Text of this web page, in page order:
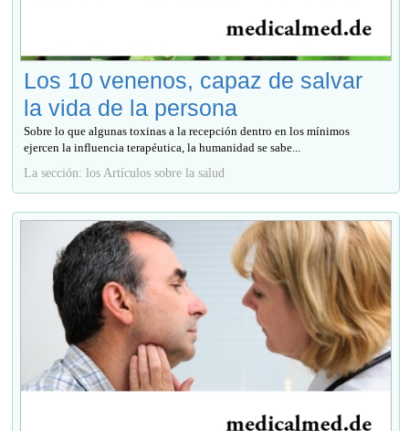
Los 10 venenos, capaz de salvar
la vida de la persona
Sobre lo que algunas toxinas a la recepción dentro en los mínimos
ejercen la influencia terapéutica, la humanidad se sabe...
La sección: los Artículos sobre la salud